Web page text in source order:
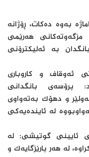
بەوە دەکات، ڕۆژانە
هەرێمی
بە ئەلیکترۆنی
ئەوقاف و کاروباری
پرۆسەی بانگدانی
و دهۆک بەتەواوی
لە ئایندەیەکی
ئایینی گوتیشی: لە
لە هەر پارێزگایەک و